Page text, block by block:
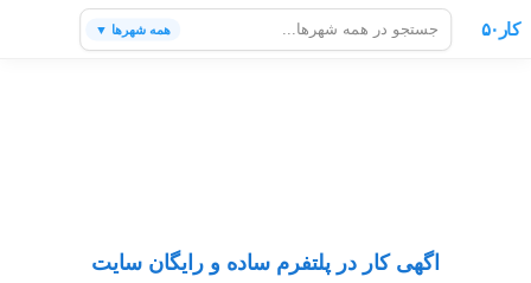
کار۵۰ همه شهرها ▼
اگهی کار در پلتفرم ساده و رایگان سایت